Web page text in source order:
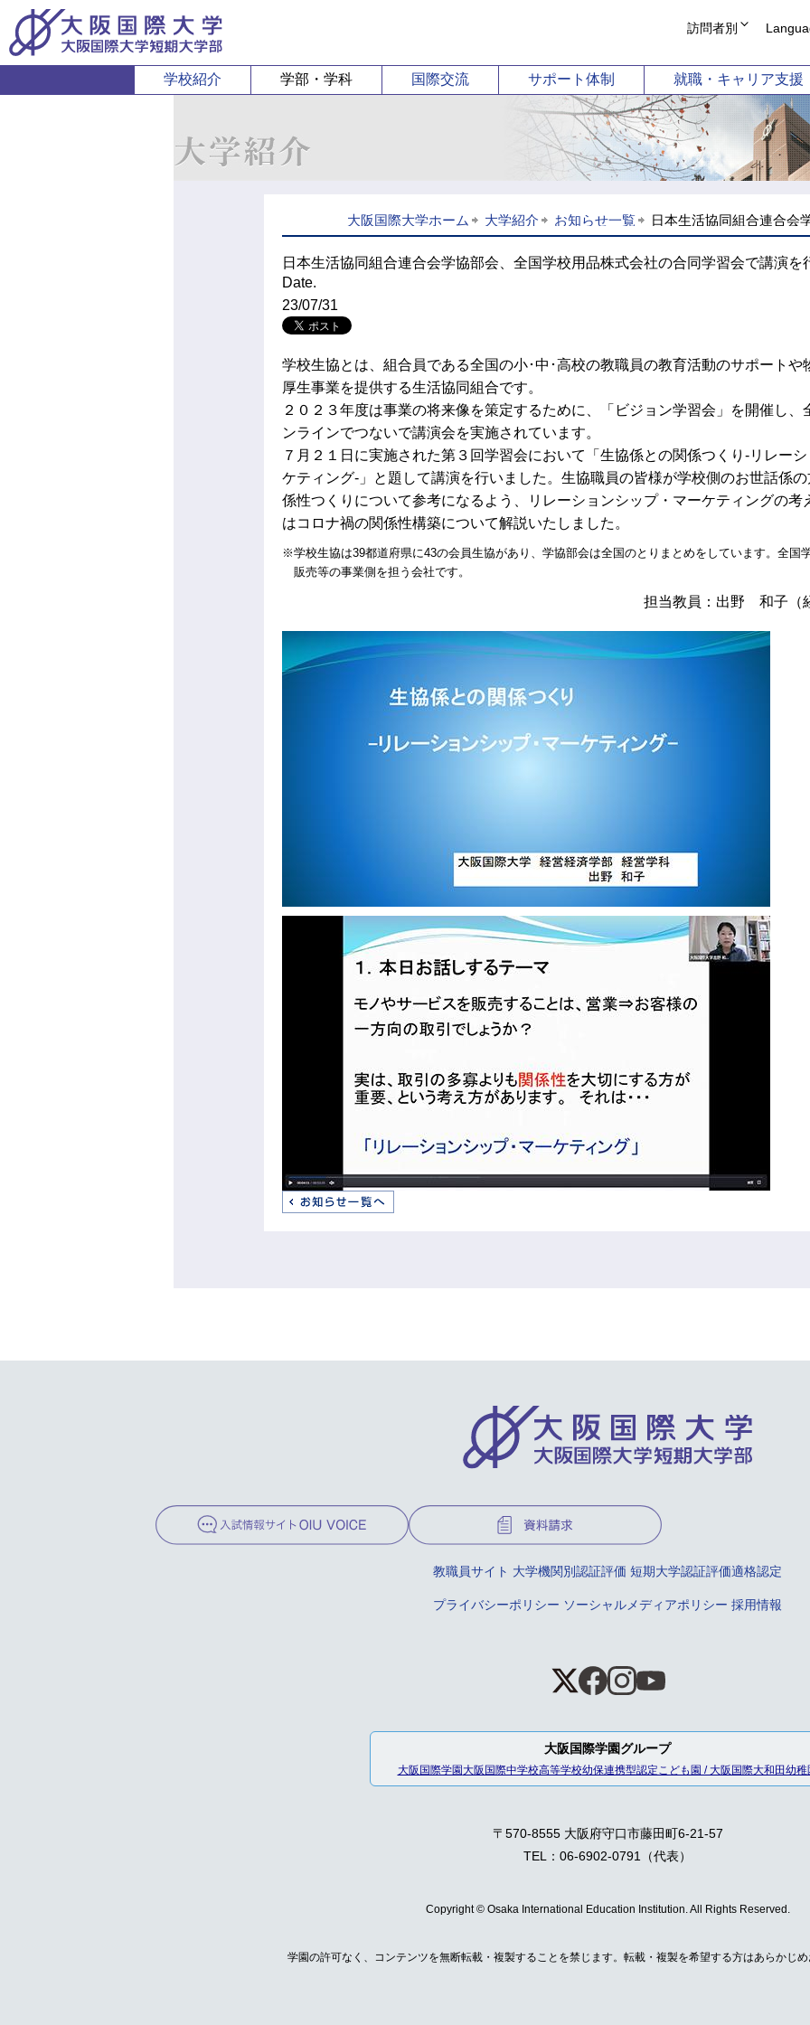
学校紹介 学部・学科
経営学科
国際教養学部
国際コミュニケーション学科
短
幼
（2026年4
国際交流 サポート体制 就職・キャリア支援
訪問者別
受験生の方
在学生・保護者の方
企業の方
卒業生 証明書発行
卒業生 就職支援相
科目等履修案内
図書館
同窓会
English
简体中文
繁體中文
Korean
大阪国際大学ホーム 大学紹介 お知らせ一覧 日本生活協同組合連合会
日本生活協同組合連合会学協部会、全国学校用品株式会社の合同学習会で講演を
Date.
23/07/31
学校生協とは、組合員である全国の小･中･高校の教職員の教育活動のサポートや
厚生事業を提供する生活協同組合です。
２０２３年度は事業の将来像を策定するために、「ビジョン学習会」を開催し、
ンラインでつないで講演会を実施されています。
７月２１日に実施された第３回学習会において「生協係との関係つくり-リレー
ケティング-」と題して講演を行いました。生協職員の皆様が学校側のお世話係
係性つくりについて参考になるよう、リレーションシップ・マーケティングの考
はコロナ禍の関係性構築について解説いたしました。
※学校生協は39都道府県に43の会員生協があり、学協部会は全国のとりまとめをしています。全国
販売等の事業側を担う会社です。
担当教員：出野 和子（
教職員サイト 大学機関別認証評価 短期大学認証評価適格認定
プライバシーポリシー ソーシャルメディアポリシー 採用情報
大阪国際学園グループ
大阪国際学園大阪国際中学校高等学校幼保連携型認定こども園 / 大阪国際大和田幼稚
〒570-8555 大阪府守口市藤田町6-21-57
TEL：06-6902-0791（代表）
Copyright © Osaka International Education Institution. All Rights Reserved.
学園の許可なく、コンテンツを無断転載・複製することを禁じます。転載・複製を希望する方はあらかじめ